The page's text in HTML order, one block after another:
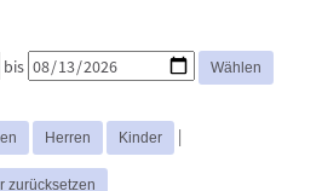
Lederhosen
Lederhosen
bis
|